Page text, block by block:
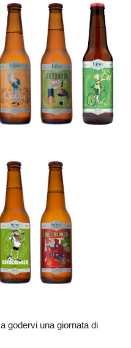
godervi una giornata di